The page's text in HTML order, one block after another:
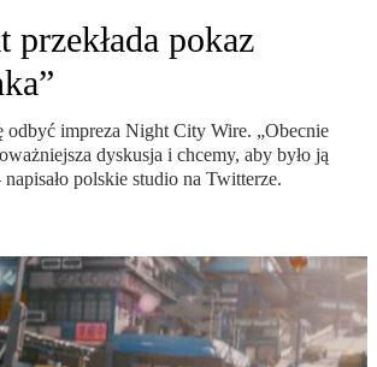
przekłada pokaz
odbyć impreza Night City Wire. „Obecnie
dyskusja i chcemy, aby było ją
polskie studio na Twitterze.